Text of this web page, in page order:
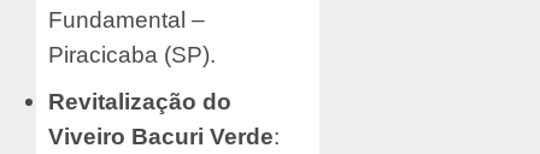
Fundamental –
Piracicaba (SP).
Revitalização do
Viveiro Bacuri Verde: